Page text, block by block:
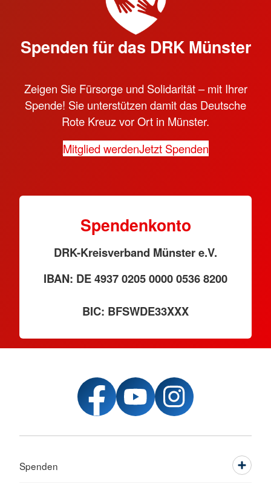
Spenden für das DRK Münster
Zeigen Sie Fürsorge und Solidarität – mit Ihrer
Spende! Sie unterstützen damit das Deutsche
Rote Kreuz vor Ort in Münster.
Mitglied werdenJetzt Spenden
Spendenkonto
DRK-Kreisverband Münster e.V.
IBAN: DE 4937 0205 0000 0536 8200
BIC: BFSWDE33XXX
Spenden